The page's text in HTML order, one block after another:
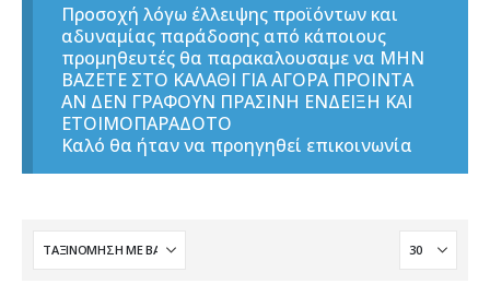
Προσοχή λόγω έλλειψης προϊόντων και
αδυναμίας παράδοσης από κάποιους
προμηθευτές θα παρακαλουσαμε να ΜΗΝ
ΒΑΖΕΤΕ ΣΤΟ ΚΑΛΑΘΙ ΓΙΑ ΑΓΟΡΑ ΠΡΟΙΝΤΑ
ΑΝ ΔΕΝ ΓΡΑΦΟΥΝ ΠΡΑΣΙΝΗ ΕΝΔΕΙΞΗ ΚΑΙ
ΕΤΟΙΜΟΠΑΡΑΔΟΤΟ
Καλό θα ήταν να προηγηθεί επικοινωνία